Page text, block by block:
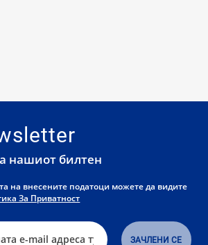
нашиот билтен
на внесените податоци можете да видите
За Приватност